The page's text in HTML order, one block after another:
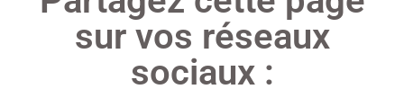
sur vos réseaux
sociaux :